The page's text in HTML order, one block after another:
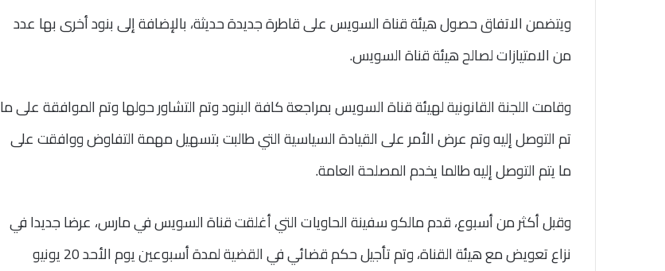
ويتضمن الاتفاق حصول هيئة قناة السويس على قاطرة جديدة حديثة، بالإضافة إلى بنود أخرى بها عدد
من الامتيازات لصالح هيئة قناة السويس.
وقامت اللجنة القانونية لهيئة قناة السويس بمراجعة كافة البنود وتم التشاور حولها وتم الموافقة على ما
تم التوصل إليه وتم عرض الأمر على القيادة السياسية التي طالبت بتسهيل مهمة التفاوض ووافقت على
ما يتم التوصل إليه طالما يخدم المصلحة العامة.
وقبل أكثر من أسبوع، قدم مالكو سفينة الحاويات التي أغلقت قناة السويس في مارس، عرضا جديدا في
نزاع تعويض مع هيئة القناة، وتم تأجيل حكم قضائي في القضية لمدة أسبوعين يوم الأحد 20 يونيو